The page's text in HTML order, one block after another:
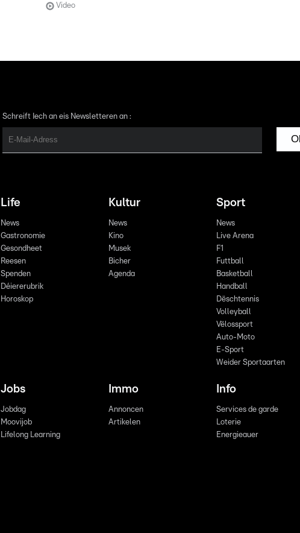
Video
Schreift Iech an eis Newsletteren an :
Life
News
Gastronomie
Gesondheet
Reesen
Spenden
Déiererubrik
Horoskop
Kultur
News
Kino
Musek
Bicher
Agenda
Sport
News
Live Arena
F1
Futtball
Basketball
Handball
Dëschtennis
Volleyball
Vëlossport
Auto-Moto
E-Sport
Weider Sportaarten
Jobs
Jobdag
Moovijob
Lifelong Learning
Immo
Annoncen
Artikelen
Info
Services de garde
Loterie
Energieauer